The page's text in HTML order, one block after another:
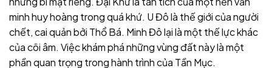
minh huy hoàng trong quá khứ. U Đô là thế giới của người
chết, cai quản bởi Thổ Bá. Minh Đô lại là một thế lực khác
của cõi âm. Việc khám phá những vùng đất này là một
phần quan trọng trong hành trình của Tần Mục.